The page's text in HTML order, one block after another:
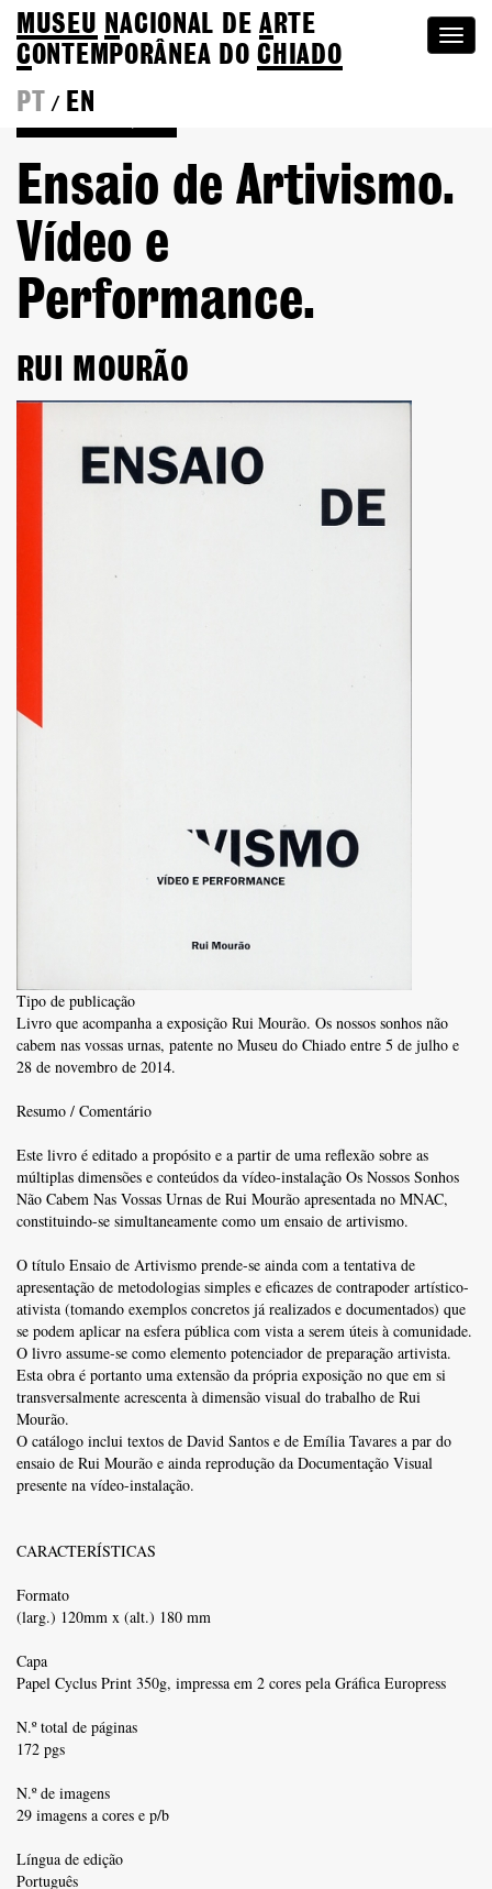
MUSEU NACIONAL DEA RTE
CONTEMPORÂNEA DOCHIADO
PT
/ EN
Ensaio de Artivismo.
Vídeo e
Performance.
RUI MOURÃO
Tipo de publicação
Livro que acompanha a exposição Rui Mourão. Os nossos sonhos não
cabem nas vossas urnas, patente no Museu do Chiado entre 5 de julho e
28 de novembro de 2014.
Resumo / Comentário
Este livro é editado a propósito e a partir de uma reflexão sobre as
múltiplas dimensões e conteúdos da vídeo-instalação Os Nossos Sonhos
Não Cabem Nas Vossas Urnas de Rui Mourão apresentada no MNAC,
constituindo-se simultaneamente como um ensaio de artivismo.
O título Ensaio de Artivismo prende-se ainda com a tentativa de
apresentação de metodologias simples e eficazes de contrapoder artístico-
ativista (tomando exemplos concretos já realizados e documentados) que
se podem aplicar na esfera pública com vista a serem úteis à comunidade.
O livro assume-se como elemento potenciador de preparação artivista.
Esta obra é portanto uma extensão da própria exposição no que em si
transversalmente acrescenta à dimensão visual do trabalho de Rui
Mourão.
O catálogo inclui textos de David Santos e de Emília Tavares a par do
ensaio de Rui Mourão e ainda reprodução da Documentação Visual
presente na vídeo-instalação.
CARACTERÍSTICAS
Formato
(larg.) 120mm x (alt.) 180 mm
Capa
Papel Cyclus Print 350g, impressa em 2 cores pela Gráfica Europress
N.º total de páginas
172 pgs
N.º de imagens
29 imagens a cores e p/b
Língua de edição
Português